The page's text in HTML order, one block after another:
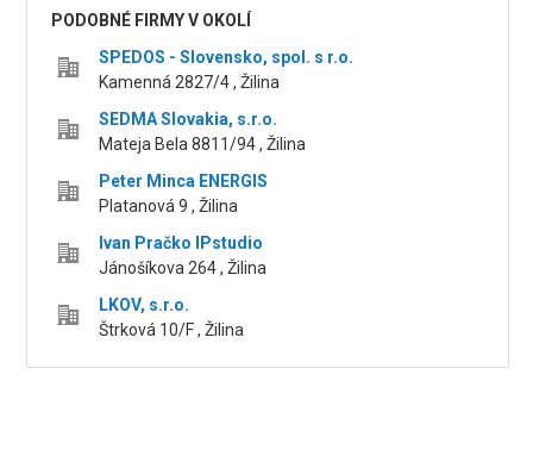
PODOBNÉ FIRMY V OKOLÍ
SPEDOS - Slovensko, spol. s r.o.
Kamenná 2827/4 , Žilina
SEDMA Slovakia, s.r.o.
Mateja Bela 8811/94 , Žilina
Peter Minca ENERGIS
Platanová 9 , Žilina
Ivan Pračko IPstudio
Jánošíkova 264 , Žilina
LKOV, s.r.o.
Štrková 10/F , Žilina